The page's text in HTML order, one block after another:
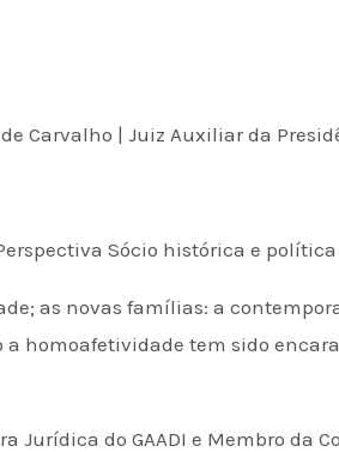
Carvalho | Juiz Auxiliar da
Sócio histórica e política
as novas famílias: a
homoafetividade tem sido
Jurídica do GAADI e Membro da